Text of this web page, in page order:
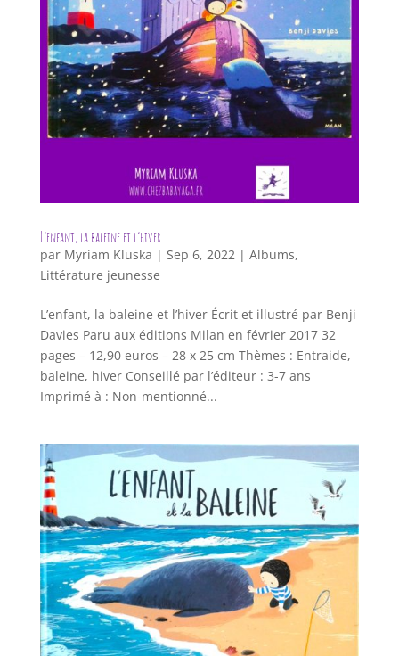
L’enfant, la baleine et l’hiver
par Myriam Kluska | Sep 6, 2022| Albums,
Littérature jeunesse
L’enfant, la baleine et l’hiver Écrit et illustré par Benji
Davies Paru aux éditions Milan en février 2017 32
pages – 12,90 euros – 28 x 25 cm Thèmes : Entraide,
baleine, hiver Conseillé par l’éditeur : 3-7 ans
Imprimé à : Non-mentionné...